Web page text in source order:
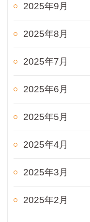
2025年9月
2025年8月
2025年7月
2025年6月
2025年5月
2025年4月
2025年3月
2025年2月